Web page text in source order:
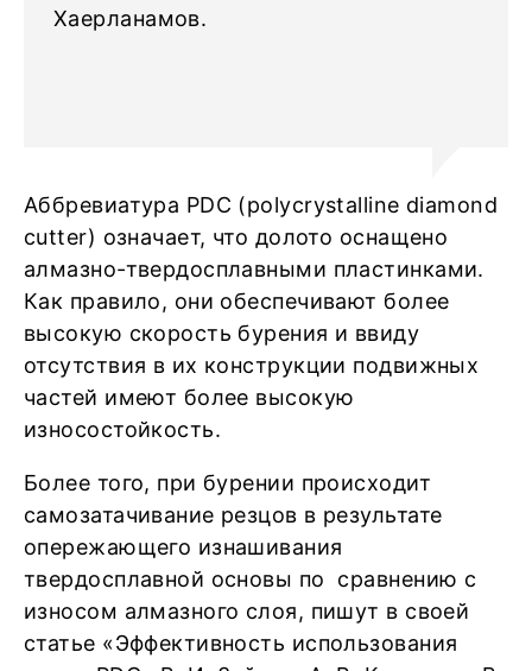
Хаерланамов.
Аббревиатура PDC (polycrystalline diamond
cutter) означает, что долото оснащено
алмазно-твердосплавными пластинками.
Как правило, они обеспечивают более
высокую скорость бурения и ввиду
отсутствия в их конструкции подвижных
частей имеют более высокую
износостойкость.
Более того, при бурении происходит
самозатачивание резцов в результате
опережающего изнашивания
твердосплавной основы по сравнению с
износом алмазного слоя, пишут в своей
статье «Эффективность использования